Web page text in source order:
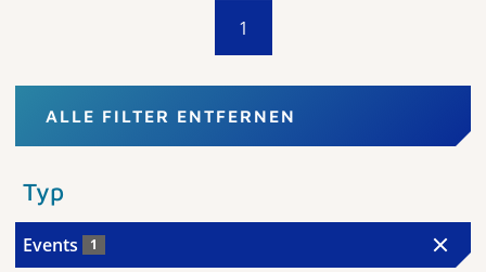
1
ALLE FILTER ENTFERNEN
Typ
Events 1